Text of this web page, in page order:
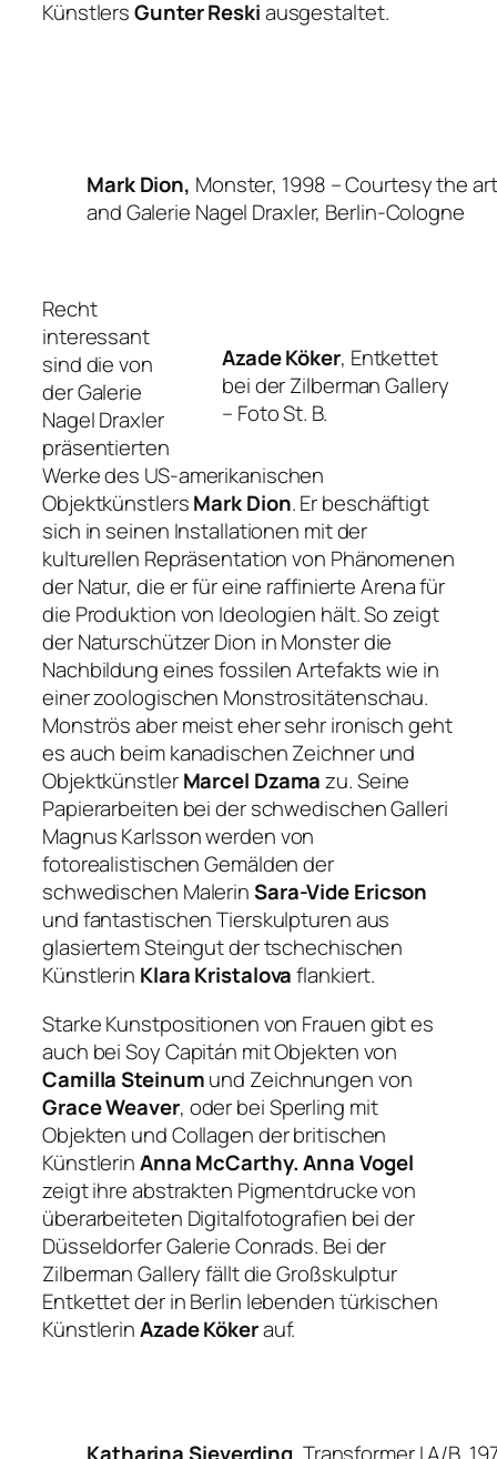
KünstlersGunter Reskiausgestaltet.
Mark Dion, Monster, 1998 –Courtesy the
and Galerie Nagel Draxler, Berlin-Cologne
Azade Köker, Entkettet
bei der Zilberman Gallery
– Foto St. B.
Recht
interessant
sind die von
der Galerie
Nagel Draxler
präsentierten
Werke des US-amerikanischen
ObjektkünstlersMark Dion. Er beschäftigt
sich in seinen Installationen mit der
kulturellen Repräsentation von Phänomenen
der Natur, die er für eine raffinierte Arena für
die Produktion von Ideologien hält. So zeigt
der Naturschützer Dion inMonsterdie
Nachbildung eines fossilen Artefakts wie in
einer zoologischen Monstrositätenschau.
Monströs aber meist eher sehr ironisch geht
es auch beim kanadischen Zeichner und
ObjektkünstlerMarcel Dzamazu. Seine
Papierarbeiten bei der schwedischen Galleri
Magnus Karlsson werden von
fotorealistischen Gemälden der
schwedischen MalerinSara-Vide Ericson
und fantastischen Tierskulpturen aus
glasiertem Steingut der tschechischen
Künstlerin Klara Kristalovaflankiert.
Starke Kunstpositionen von Frauen gibt es
auch bei Soy Capitán mit Objekten von
Camilla Steinumund Zeichnungen von
Grace Weaver, oder bei Sperling mit
Objekten und Collagen der britischen
KünstlerinAnna McCarthy. Anna Vogel
zeigt ihre abstrakten Pigmentdrucke von
überarbeiteten Digitalfotografien bei der
Düsseldorfer Galerie Conrads. Bei der
Zilberman Gallery fällt die Großskulptur
Entkettetder in Berlin lebenden türkischen
KünstlerinAzade Kökerauf.